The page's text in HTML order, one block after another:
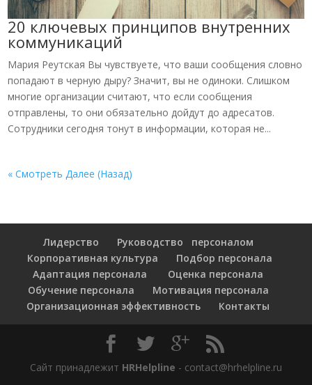
20 ключевых принципов внутренних
коммуникаций
Мария Реутская Вы чувствуете, что ваши сообщения словно
попадают в черную дыру? Значит, вы не одиноки. Слишком
многие организации считают, что если сообщения
отправлены, то они обязательно дойдут до адресатов.
Сотрудники сегодня тонут в информации, которая не...
« Смотреть Далее (Назад)
Лидерство
Руководство персоналом
Корпоративная культура
Подбор персонала
Адаптация персонала
Оценка персонала
Обучение персонала
Мотивация персонала
Организационная эффективность
Контакты
Сайт принадлежит HRHelpline - contact@hrhelpline.ru